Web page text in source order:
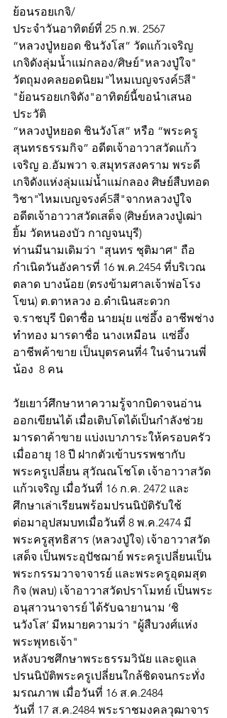
ย้อนรอยเกจิ/
ประจำวันอาทิตย์ที่ 25 ก.พ. 2567
“หลวงปู่หยอด ชินวังโส” วัดแก้วเจริญ
เกจิดังลุ่มน้ำแม่กลอง/ศิษย์"หลวงปู่ใจ"
วัตถุมงคลยอดนิยม"ไหมเบญจรงค์5สี"
"ย้อนรอยเกจิดัง"อาทิตย์นี้ขอนำเสนอ
ประวัติ
“หลวงปู่หยอด ชินวังโส” หรือ “พระครู
สุนทรธรรมกิจ” อดีตเจ้าอาวาสวัดแก้ว
เจริญ อ.อัมพวา จ.สมุทรสงคราม พระดี
เกจิดังแห่งลุ่มแม่น้ำแม่กลอง ศิษย์สืบทอด
วิชา"ไหมเบญจรงค์5สี"จากหลวงปู่ใจ
อดีตเจ้าอาวาสวัดเสด็จ (ศิษย์หลวงปู่เฒ่า
ยิ้ม วัดหนองบัว กาญจนบุรี)
ท่านมีนามเดิมว่า "สุนทร ชุติมาศ" ถือ
กำเนิดวันอังคารที่ 16 พ.ค.2454 ที่บริเวณ
ตลาด บางน้อย (ตรงข้ามศาลเจ้าพ่อโรง
โขน) ต.ตาหลวง อ.ดำเนินสะดวก
จ.ราชบุรี บิดาชื่อ นายมุ่ย แซ่อึ้ง อาชีพช่าง
ทำทอง มารดาชื่อ นางเหมือน  แซ่อึ้ง
อาชีพค้าขาย เป็นบุตรคนที่4 ในจำนวนพี่
น้อง  8 คน
วัยเยาว์ศึกษาหาความรู้จากบิดาจนอ่าน
ออกเขียนได้ เมื่อเติบโตได้เป็นกำลังช่วย
มารดาค้าขาย แบ่งเบาภาระให้ครอบครัว
เมื่ออายุ 18 ปี ฝากตัวเข้าบรรพชากับ
พระครูเปลี่ยน สุวัณณโชโต เจ้าอาวาสวัด
แก้วเจริญ เมื่อวันที่ 16 ก.ค. 2472 และ
ศึกษาเล่าเรียนพร้อมปรนนิบัติรับใช้
ต่อมาอุปสมบทเมื่อวันที่ 8 พ.ค.2474 มี
พระครูสุทธิสาร (หลวงปู่ใจ) เจ้าอาวาสวัด
เสด็จ เป็นพระอุปัชฌาย์ พระครูเปลี่ยนเป็น
พระกรรมวาจาจารย์ และพระครูอุดมสุต
กิจ (พลบ) เจ้าอาวาสวัดปราโมทย์ เป็นพระ
อนุสาวนาจารย์ ได้รับฉายานาม ‘ชิ
นวังโส’ มีหมายความว่า "ผู้สืบวงศ์แห่ง
พระพุทธเจ้า"
หลังบวชศึกษาพระธรรมวินัย และดูแล
ปรนนิบัติพระครูเปลี่ยนใกล้ชิดจนกระทั่ง
มรณภาพ เมื่อวันที่ 16 ส.ค.2484
วันที่ 17 ส.ค.2484 พระราชมงคลวุฒาจาร